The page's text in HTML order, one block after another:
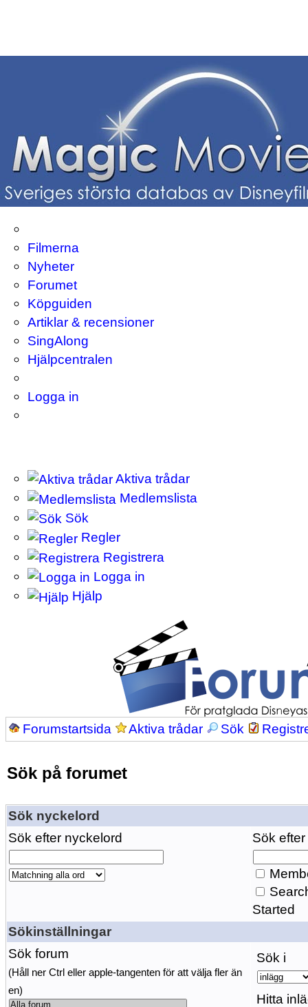
Filmerna
Nyheter
Forumet
Köpguiden
Artiklar & recensioner
SingAlong
Hjälpcentralen
Logga in
Aktiva trådar
Medlemslista
Sök
Regler
Registrera
Logga in
Hjälp
Forumstartsida Aktiva trådar Sök
Sök på forumet
Sök nyckelord
Sök efter nyckelord
Sök
Started
Sökinställningar
Sök forum
(Håll ner Ctrl eller apple-tangenten för att välja fler än
en)
Sök i
Hitta